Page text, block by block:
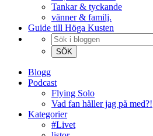
Tankar & tyckande
vänner & familj.
Guide till Höga Kusten
Blogg
Podcast
Flying Solo
Vad fan håller jag på med?!
Kategorier
#Livet